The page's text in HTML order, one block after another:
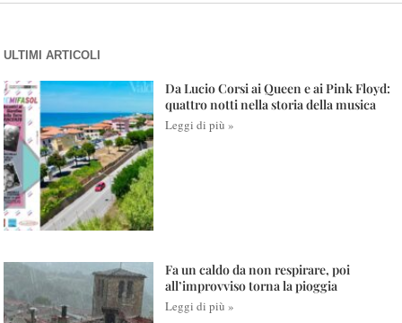
ULTIMI ARTICOLI
Da Lucio Corsi ai Queen e ai Pink Floyd:
quattro notti nella storia della musica
Leggi di più »
Fa un caldo da non respirare, poi
all’improvviso torna la pioggia
Leggi di più »